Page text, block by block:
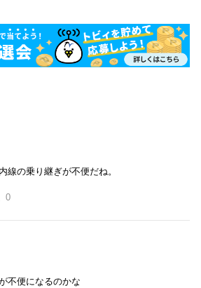
線の乗り継ぎが不便だね。
0
不便になるのかな